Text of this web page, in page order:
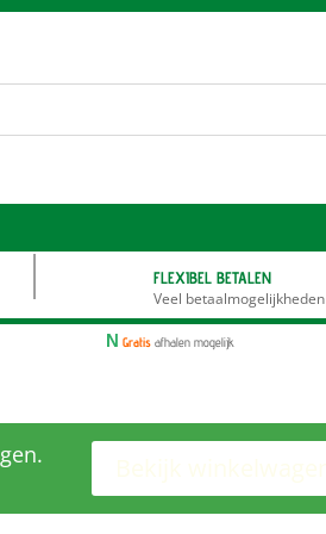
FLEXIBEL BETALEN
Veel betaalmogelijkheden
N Gratis afhalen mogelijk